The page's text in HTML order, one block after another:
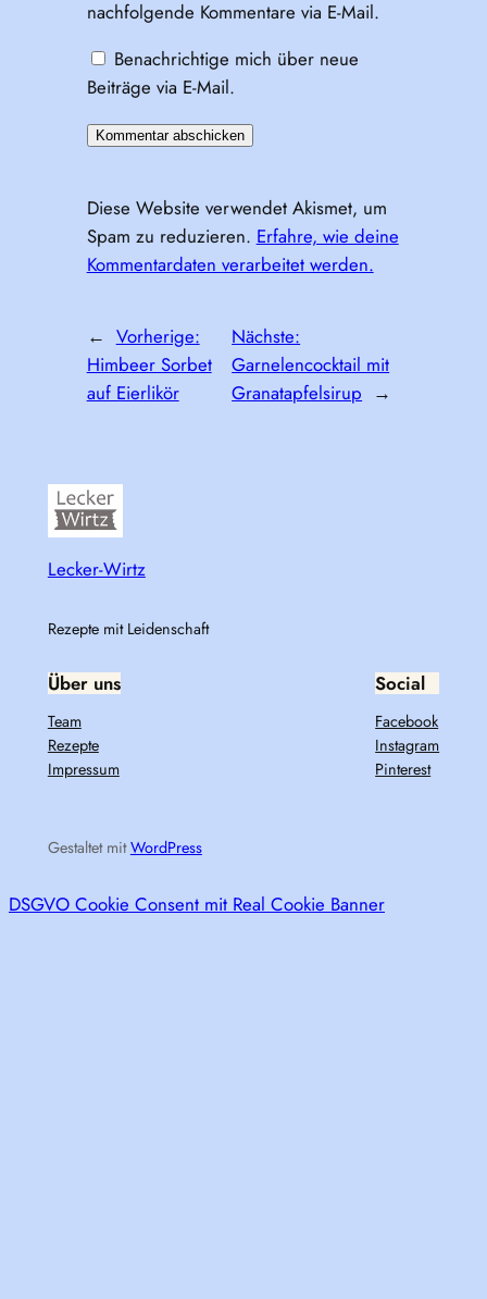
nachfolgende Kommentare via E-Mail.
Benachrichtige mich über neue
Beiträge via E-Mail.
Diese Website verwendet Akismet, um
Spam zu reduzieren. Erfahre, wie deine
Kommentardaten verarbeitet werden.
← Vorherige:
Himbeer Sorbet
auf Eierlikör
Nächste:
Garnelencocktail mit
Granatapfelsirup →
Lecker-Wirtz
Rezepte mit Leidenschaft
Über uns
Team
Rezepte
Impressum
Social
Facebook
Instagram
Pinterest
Gestaltet mitWordPress
DSGVO Cookie Consent mit Real Cookie Banner